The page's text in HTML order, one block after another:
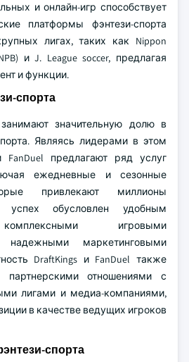
и онлайн-игр способствует
платформы фэнтези-спорта
лигах, таких как Nippon
и J. League soccer, предлагая
и функции.
спорта
занимают значительную долю в
Являясь лидерами в этом
FanDuel предлагают ряд услуг
ежедневные и сезонные
привлекают миллионы
успех обусловлен удобным
игровыми
маркетинговыми
DraftKings и FanDuel также
партнерскими отношениями с
лигами и медиа-компаниями,
в качестве ведущих игроков
спорта